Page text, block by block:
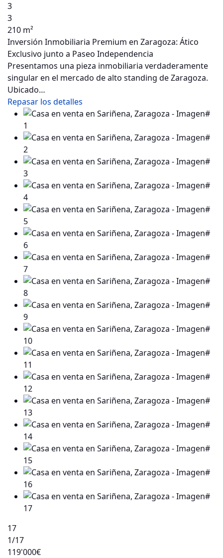
3
3
210 m²
Inversión Inmobiliaria Premium en Zaragoza: Ático
Exclusivo junto a Paseo Independencia
Presentamos una pieza inmobiliaria verdaderamente
singular en el mercado de alto standing de Zaragoza.
Ubicado…
Repasar los detalles
17
1/17
119'000€